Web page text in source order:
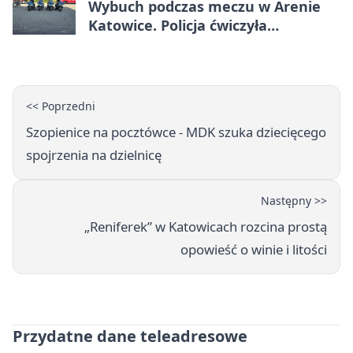
Wybuch podczas meczu w Arenie
Katowice. Policja ćwiczyła
<< Poprzedni
Szopienice na pocztówce - MDK szuka dziecięcego
spojrzenia na dzielnicę
Następny >>
„Reniferek” w Katowicach rozcina prostą
opowieść o winie i litości
Przydatne dane teleadresowe